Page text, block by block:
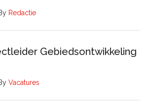
Redactie
Gebiedsontwikkeling
Vacatures